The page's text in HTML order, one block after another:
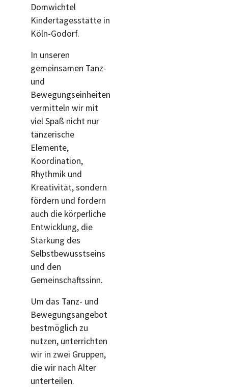
Domwichtel
Kindertagesstätte in
Köln-Godorf.
In unseren
gemeinsamen Tanz-
und
Bewegungseinheiten
vermitteln wir mit
viel Spaß nicht nur
tänzerische
Elemente,
Koordination,
Rhythmik und
Kreativität, sondern
fördern und fordern
auch die körperliche
Entwicklung, die
Stärkung des
Selbstbewusstseins
und den
Gemeinschaftssinn.
Um das Tanz- und
Bewegungsangebot
bestmöglich zu
nutzen, unterrichten
wir in zwei Gruppen,
die wir nach Alter
unterteilen.